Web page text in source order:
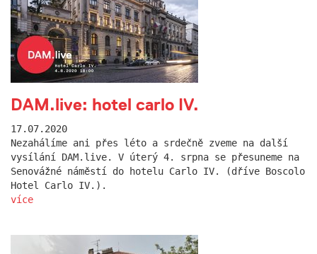
DAM.live: hotel carlo IV.
17.07.2020
Nezahálíme ani přes léto a srdečně zveme na další
vysílání DAM.live. V úterý 4. srpna se přesuneme na
Senovážné náměstí do hotelu Carlo IV. (dříve Boscolo
Hotel Carlo IV.).
více